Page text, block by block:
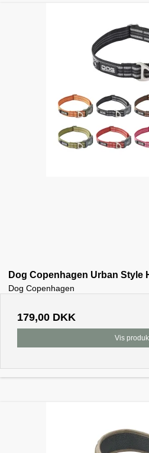
Dog Copenhagen Urban Style
Dog Copenhagen
179,00 DKK
Vis